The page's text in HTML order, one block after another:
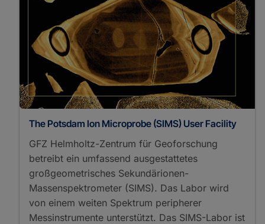
The Potsdam Ion Microprobe (SIMS) User Facility
GFZ Helmholtz-Zentrum für Geoforschung
betreibt ein umfassend ausgestattetes
großgeometrisches Sekundärionen-
Massenspektrometer (SIMS). Das Labor wird
von einem weiten Spektrum peripherer
Messinstrumente unterstützt. Das SIMS-Labor ist